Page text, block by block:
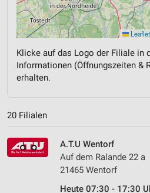
Leaflet
Klicke auf das Logo der Filiale in
Informationen (Öffnungszeiten &
erhalten.
20 Filialen
A.T.U Wentorf
Auf dem Ralande 22 a
21465 Wentorf
Heute 07:30 - 17:30